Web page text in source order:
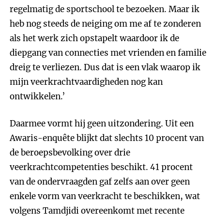
regelmatig de sportschool te bezoeken. Maar ik
heb nog steeds de neiging om me af te zonderen
als het werk zich opstapelt waardoor ik de
diepgang van connecties met vrienden en familie
dreig te verliezen. Dus dat is een vlak waarop ik
mijn veerkrachtvaardigheden nog kan
ontwikkelen.’
Daarmee vormt hij geen uitzondering. Uit een
Awaris-enquête blijkt dat slechts 10 procent van
de beroepsbevolking over drie
veerkrachtcompetenties beschikt. 41 procent
van de ondervraagden gaf zelfs aan over geen
enkele vorm van veerkracht te beschikken, wat
volgens Tamdjidi overeenkomt met recente